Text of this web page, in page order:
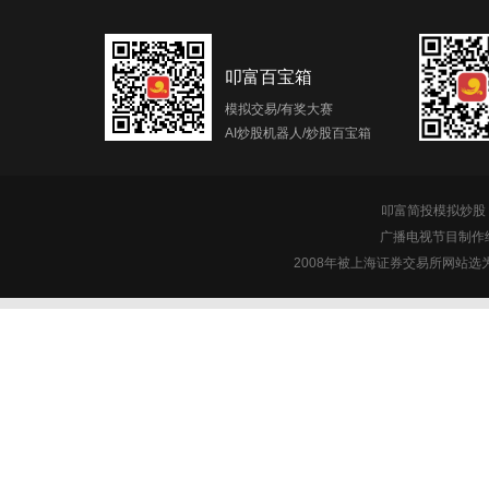
叩富百宝箱
模拟交易/有奖大赛
AI炒股机器人/炒股百宝箱
叩富简投模拟炒
广播电视节目制
2008年被上海证券交易所网站选